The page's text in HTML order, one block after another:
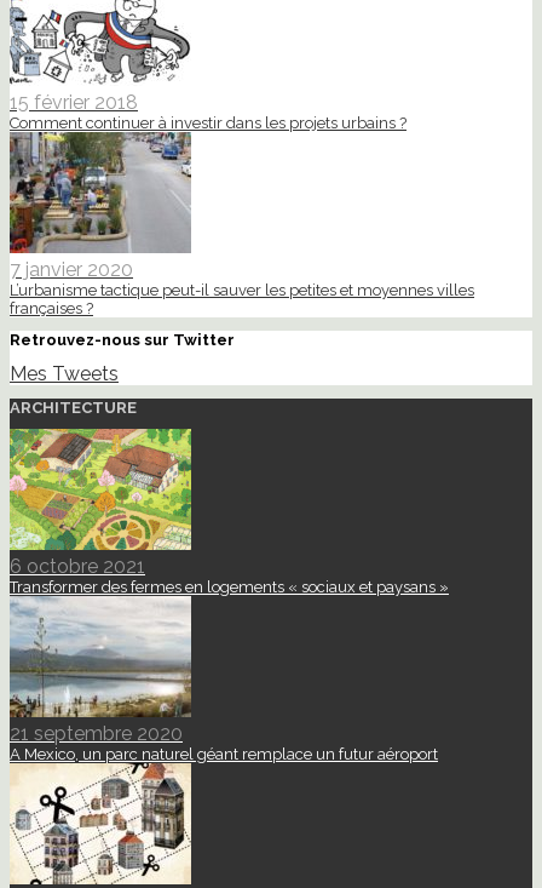
15 février 2018
Comment continuer à investir dans les projets urbains ?
7 janvier 2020
L’urbanisme tactique peut-il sauver les petites et moyennes villes
françaises ?
Retrouvez-nous sur Twitter
Mes Tweets
ARCHITECTURE
6 octobre 2021
Transformer des fermes en logements « sociaux et paysans »
21 septembre 2020
A Mexico, un parc naturel géant remplace un futur aéroport